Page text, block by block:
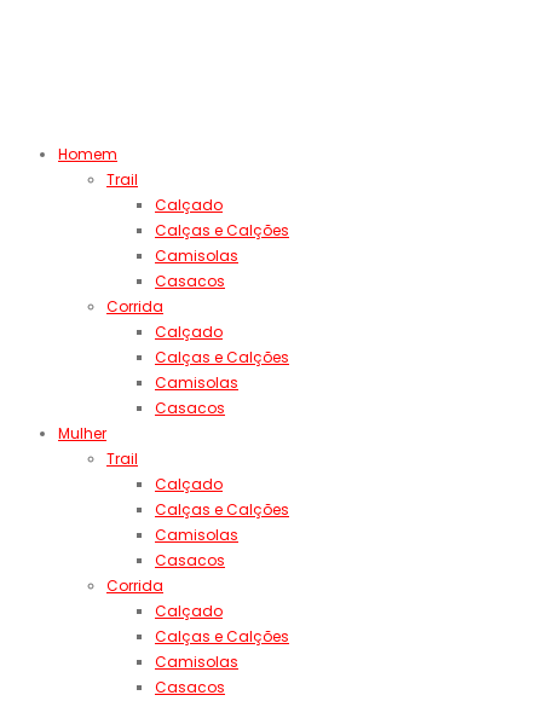
Homem
Trail
Calçado
Calças e Calções
Camisolas
Casacos
Corrida
Calçado
Calças e Calções
Camisolas
Casacos
Mulher
Trail
Calçado
Calças e Calções
Camisolas
Casacos
Corrida
Calçado
Calças e Calções
Camisolas
Casacos